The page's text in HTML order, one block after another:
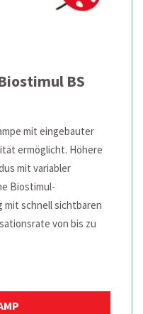
BS
mit eingebauter
ermöglicht. Höhere
mit variabler
Biostimul-
mit schnell sichtbaren
von bis zu